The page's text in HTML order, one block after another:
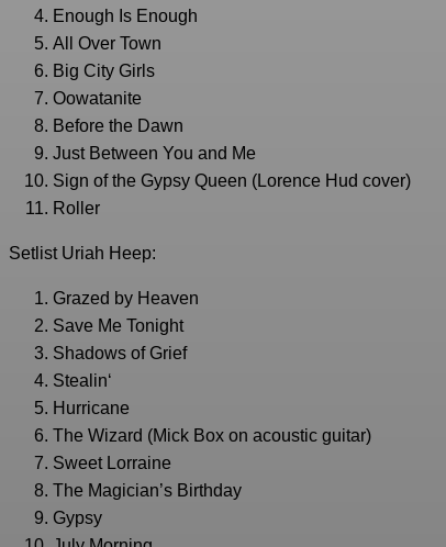
Enough Is Enough
All Over Town
Big City Girls
Oowatanite
Before the Dawn
Just Between You and Me
Sign of the Gypsy Queen (Lorence Hud cover)
Roller
Setlist Uriah Heep:
Grazed by Heaven
Save Me Tonight
Shadows of Grief
Stealin‘
Hurricane
The Wizard (Mick Box on acoustic guitar)
Sweet Lorraine
The Magician’s Birthday
Gypsy